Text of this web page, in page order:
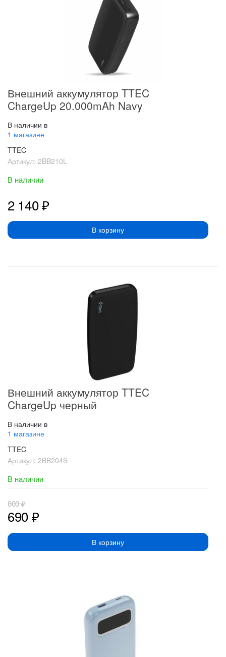
Внешний аккумулятор TTEC
ChargeUp 20.000mAh Navy
В наличии в
1 магазине
TTEC
Артикул: 2BB210L
В наличии
2 140₽
В корзину
Внешний аккумулятор TTEC
ChargeUp черный
В наличии в
1 магазине
TTEC
Артикул: 2BB204S
В наличии
690₽
800₽
В корзину